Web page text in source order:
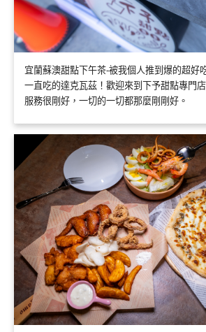
宜蘭蘇澳甜點下午茶-被我個人推到爆的超好
一直吃的達克瓦茲！歡迎來到下予甜點專門
服務很剛好，一切的一切都那麼剛剛好。